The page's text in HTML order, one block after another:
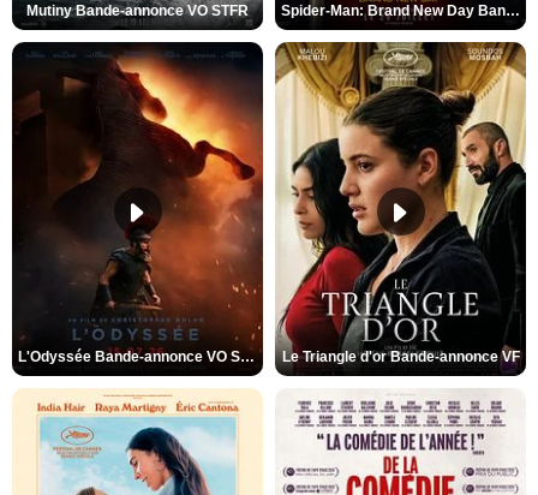
Mutiny Bande-annonce VO STFR Spider-Man: Brand New Day Bande-annonce VO STFR
L'Odyssée Bande-annonce VO STFR Le Triangle d'or Bande-annonce VF